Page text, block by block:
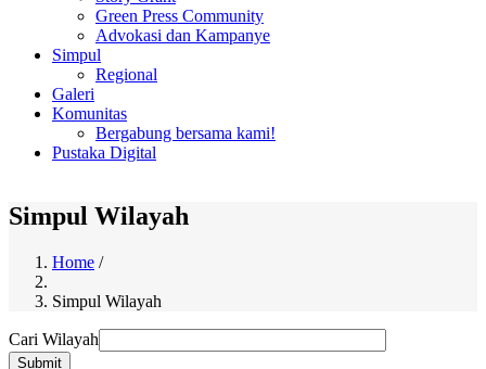
Green Press Community
Advokasi dan Kampanye
Simpul
Regional
Galeri
Komunitas
Bergabung bersama kami!
Pustaka Digital
Simpul Wilayah
Breadcrumb
Home /
Simpul Wilayah
Cari Wilayah